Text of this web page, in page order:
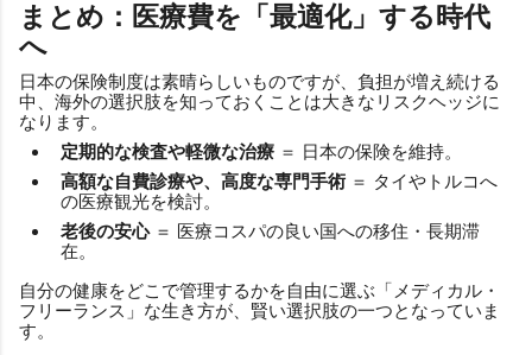
まとめ：医療費を「最適化」する時代
へ
日本の保険制度は素晴らしいものですが、負担が増え続ける
中、海外の選択肢を知っておくことは大きなリスクヘッジに
なります。
定期的な検査や軽微な治療 ＝ 日本の保険を維持。
高額な自費診療や、高度な専門手術 ＝ タイやトルコへ
の医療観光を検討。
老後の安心＝ 医療コスパの良い国への移住・長期滞
在。
自分の健康をどこで管理するかを自由に選ぶ「メディカル・
フリーランス」な生き方が、賢い選択肢の一つとなっていま
す。